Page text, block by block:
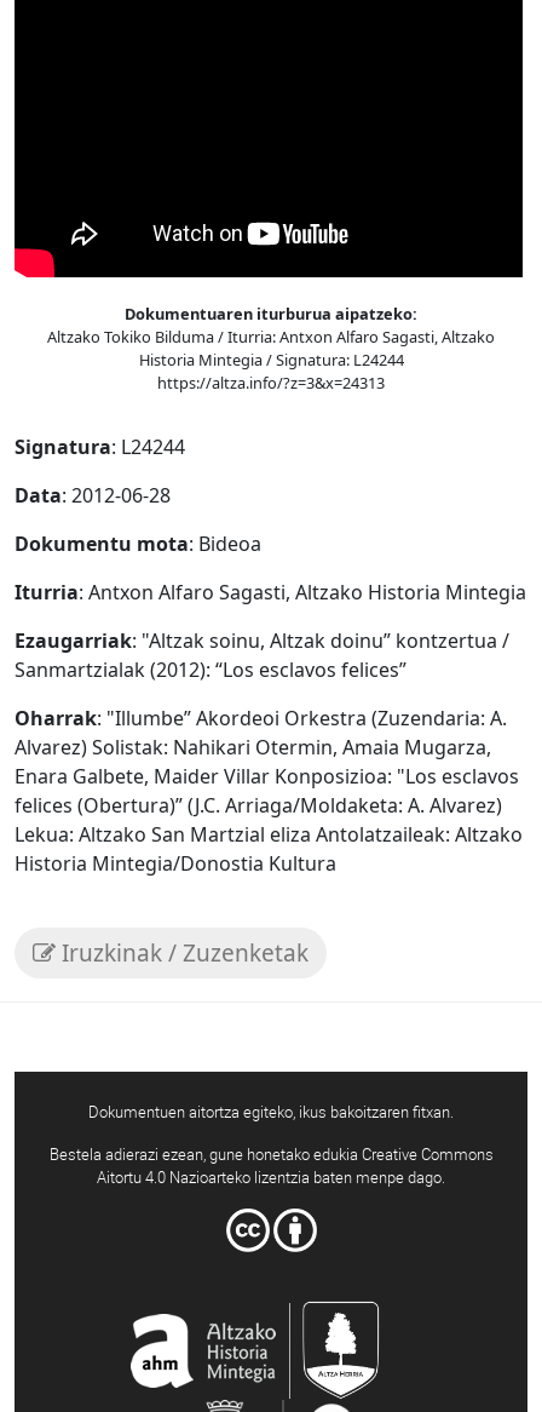
Dokumentuaren iturburua aipatzeko:
Altzako Tokiko Bilduma / Iturria: Antxon Alfaro Sagasti, Altzako
Historia Mintegia / Signatura: L24244
https://altza.info/?z=3&x=24313
Signatura: L24244
Data: 2012-06-28
Dokumentu mota: Bideoa
Iturria: Antxon Alfaro Sagasti, Altzako Historia Mintegia
Ezaugarriak: "Altzak soinu, Altzak doinu” kontzertua /
Sanmartzialak (2012): “Los esclavos felices”
Oharrak: "Illumbe” Akordeoi Orkestra (Zuzendaria: A.
Alvarez) Solistak: Nahikari Otermin, Amaia Mugarza,
Enara Galbete, Maider Villar Konposizioa: "Los esclavos
felices (Obertura)” (J.C. Arriaga/Moldaketa: A. Alvarez)
Lekua: Altzako San Martzial eliza Antolatzaileak: Altzako
Historia Mintegia/Donostia Kultura
Iruzkinak / Zuzenketak
Dokumentuen aitortza egiteko, ikus bakoitzaren fitxan.
Bestela adierazi ezean, gune honetako edukia Creative Commons
Aitortu 4.0 Nazioarteko lizentzia baten menpe dago.